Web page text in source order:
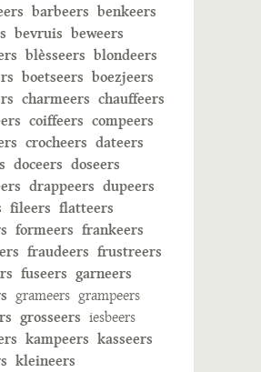
barbeers benkeers
bevruis beweers
blèsseers blondeers
boetseers boezjeers
charmeers chauffeers
coiffeers compeers
crocheers dateers
doceers doseers
drappeers dupeers
fileers flatteers
formeers frankeers
fraudeers frustreers
fuseers garneers
grameers grampeers
grosseers iesbeers
kampeers kasseers
kleineers